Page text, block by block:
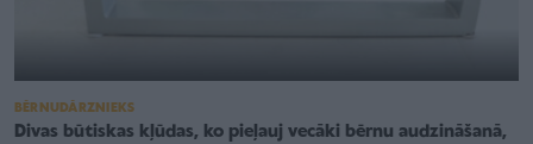
BĒRNUDĀRZNIEKS
Divas būtiskas kļūdas, ko pieļauj vecāki bērnu audzināšanā,